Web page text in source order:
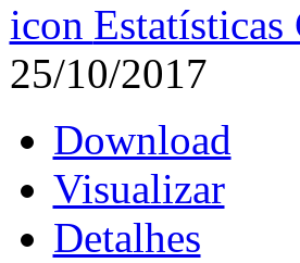
25/10/2017
Download
Visualizar
Detalhes